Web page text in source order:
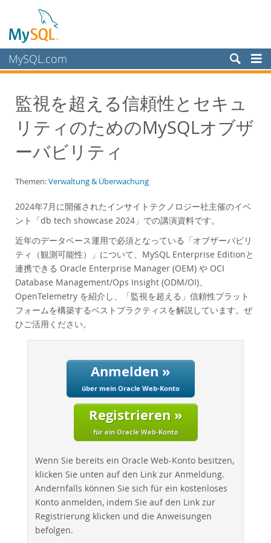
MySQL.com
Schulung, Beratung, Support
Partner
Kunden
White Papers
Presentations
Videos
Case Studies
Books
Performance
Benchmarks
Migration
TCO Savings
Neues & Termine
監視を超える信頼性とセキュ
リティのためのMySQLオブザ
ーバビリティ
Themen:Verwaltung & Überwachung
2024年7月に開催されたインサイトテクノロジー社主催のイベ
ント「db tech showcase 2024」での講演資料です。
近年のデータベース運用で必須となっている「オブザーバビリ
ティ（観測可能性）」について、MySQL Enterprise Editionと
連携できる Oracle Enterprise Manager (OEM) や OCI
Database Management/Ops Insight (ODM/OI)、
OpenTelemetry を紹介し、「監視を超える」信頼性プラット
フォームを構築するベストプラクティスを解説しています。ぜ
ひご活用ください。
Anmelden »
über mein Oracle Web-Konto
Registrieren »
für ein Oracle Web-Konto
Wenn Sie bereits ein Oracle Web-Konto besitzen,
klicken Sie unten auf den Link zur Anmeldung.
Andernfalls können Sie sich für ein kostenloses
Konto anmelden, indem Sie auf den Link zur
Registrierung klicken und die Anweisungen
befolgen.